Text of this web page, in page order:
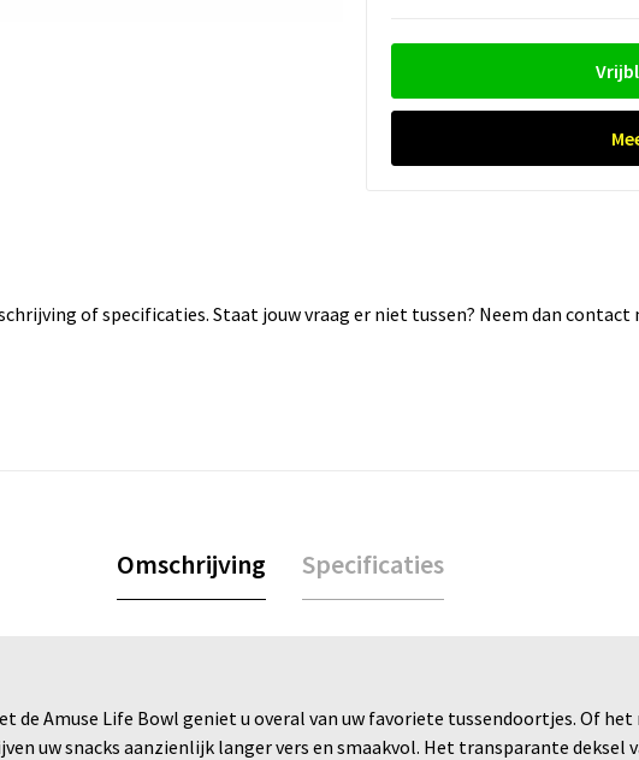
of specificaties. Staat jouw vraag er niet tussen? Neem dan contact
Omschrijving Specificaties
de Amuse Life Bowl geniet u overal van uw favoriete tussendoortjes. Of
uw snacks aanzienlijk langer vers en smaakvol. Het transparante deksel